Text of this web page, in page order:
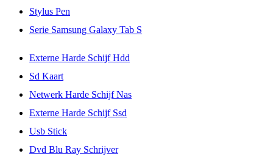
Stylus Pen
Serie Samsung Galaxy Tab S
Externe Harde Schijf Hdd
Sd Kaart
Netwerk Harde Schijf Nas
Externe Harde Schijf Ssd
Usb Stick
Dvd Blu Ray Schrijver